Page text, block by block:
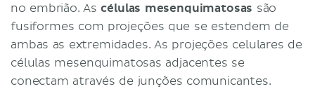
no embrião. Ascélulas mesenquimatosas são
fusiformes com projeções que se estendem de
ambas as extremidades. As projeções celulares de
células mesenquimatosas adjacentes se
conectam através de junções comunicantes.